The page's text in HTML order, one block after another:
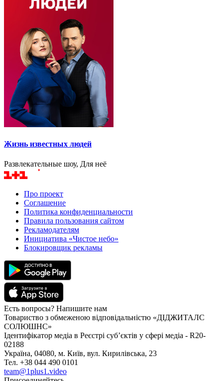
Жизнь известных людей
Развлекательные шоу, Для неё
Про проект
Соглашение
Политика конфиденциальности
Правила пользования сайтом
Рекламодателям
Инициатива «Чистое небо»
Блокировщик рекламы
Есть вопросы? Напишите нам
Товариство з обмеженою відповідальністю «ДІДЖИТАЛС
СОЛЮШНС»
Ідентифікатор медіа в Реєстрі суб’єктів у сфері медіа - R20-
02188
Україна, 04080, м. Київ, вул. Кирилівська, 23
Тел. +38 044 490 0101
team@1plus1.video